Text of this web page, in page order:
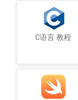
C语言 教程